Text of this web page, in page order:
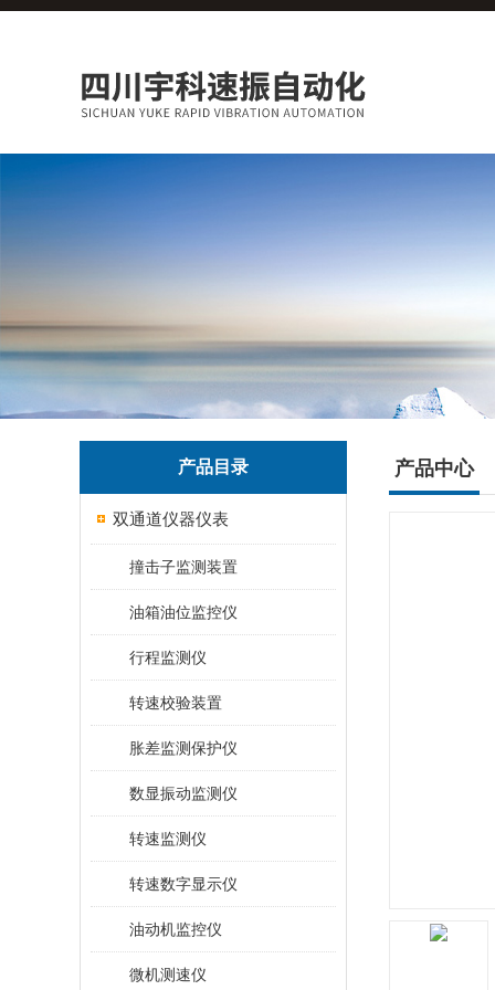
产品目录
双通道仪器仪表
撞击子监测装置
油箱油位监控仪
行程监测仪
转速校验装置
胀差监测保护仪
数显振动监测仪
转速监测仪
转速数字显示仪
油动机监控仪
微机测速仪
产品中心